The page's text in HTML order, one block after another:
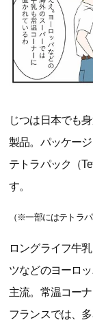
じつは日本でも
製品。パッケー
テトラパック（
す。
（※一部にはテトラ
ロングライフ牛
ツなどのヨーロ
主流。常温コー
フランスでは、